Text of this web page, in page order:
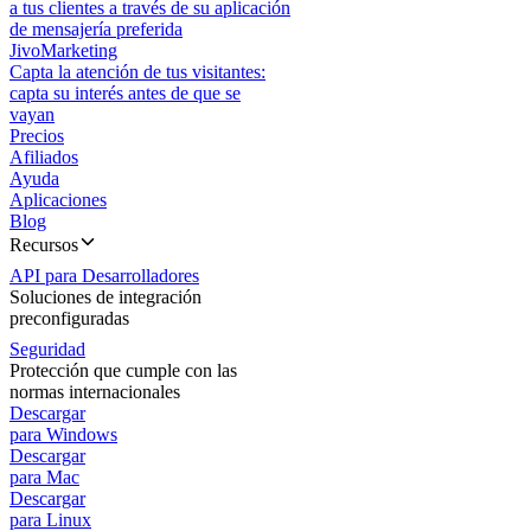
a tus clientes a través de su aplicación
de mensajería preferida
JivoMarketing
Capta la atención de tus visitantes:
capta su interés antes de que se
vayan
Precios
Afiliados
Ayuda
Aplicaciones
Blog
Recursos
API para Desarrolladores
Soluciones de integración
preconfiguradas
Seguridad
Protección que cumple con las
normas internacionales
Descargar
para Windows
Descargar
para Mac
Descargar
para Linux